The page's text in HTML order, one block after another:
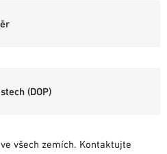
(DOP)
všech zemích. Kontaktujte